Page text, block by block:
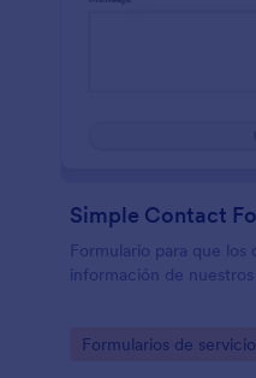
Simple Contact
Formulario para que
información de
Go to Category:
Formularios de